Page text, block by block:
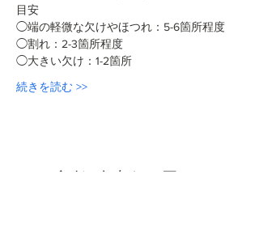
目安
◯端の軽微な欠けやほつれ：5-6箇所程度
◯割れ：2-3箇所程度
◯大きい欠け：1-2箇所
続きを読む >>
このイベントをシェア